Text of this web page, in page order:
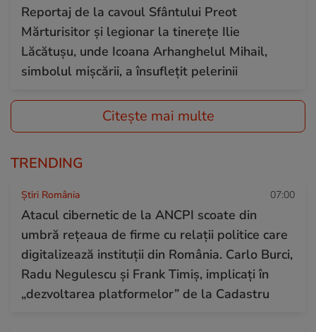
Reportaj de la cavoul Sfântului Preot
Mărturisitor și legionar la tinerețe Ilie
Lăcătușu, unde Icoana Arhanghelul Mihail,
simbolul mișcării, a însuflețit pelerinii
Citește mai multe
TRENDING
Știri România 07:00
Atacul cibernetic de la ANCPI scoate din
umbră rețeaua de firme cu relații politice care
digitalizează instituții din România. Carlo Burci,
Radu Negulescu și Frank Timiș, implicați în
„dezvoltarea platformelor” de la Cadastru